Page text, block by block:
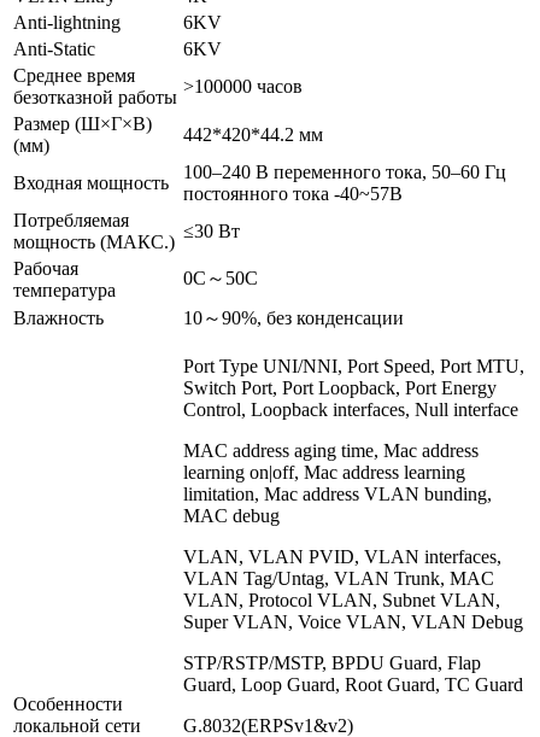
Anti-lightning
6KV
Anti-Static
6KV
Среднее время
безотказной работы
>100000 часов
Размер (Ш×Г×В)
(мм)
442*420*44.2 мм
Входная мощность
100–240 В переменного тока, 50–60 Гц
постоянного тока -40~57В
Потребляемая
мощность (МАКС.)
≤30 Вт
Рабочая
температура
0С～50С
Влажность
10～90%, без конденсации
Особенности
локальной сети
Port Type UNI/NNI, Port Speed, Port MTU,
Switch Port, Port Loopback, Port Energy
Control, Loopback interfaces, Null interface
MAC address aging time, Mac address
learning on|off, Mac address learning
limitation, Mac address VLAN bunding,
MAC debug
VLAN, VLAN PVID, VLAN interfaces,
VLAN Tag/Untag, VLAN Trunk, MAC
VLAN, Protocol VLAN, Subnet VLAN,
Super VLAN, Voice VLAN, VLAN Debug
STP/RSTP/MSTP, BPDU Guard, Flap
Guard, Loop Guard, Root Guard, TC Guard
G.8032(ERPSv1&v2)